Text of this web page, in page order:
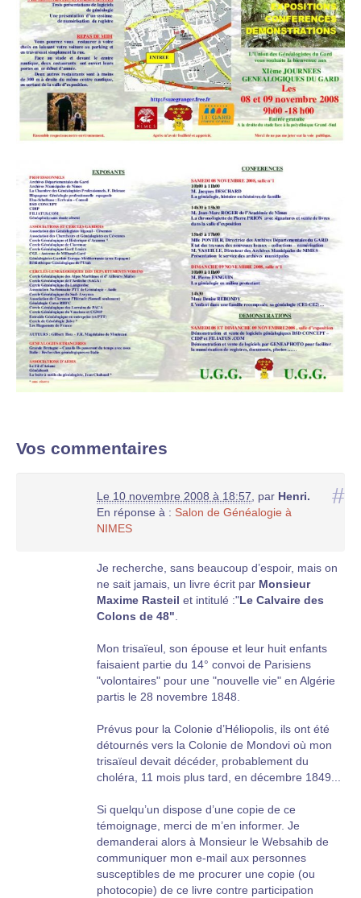
Vos commentaires
#
Le 10 novembre 2008 à 18:57, par Henri.
En réponse à : Salon de Généalogie à
NIMES
Je recherche, sans beaucoup d’espoir, mais on
ne sait jamais, un livre écrit par Monsieur
Maxime Rasteil et intitulé :"Le Calvaire des
Colons de 48".
Mon trisaïeul, son épouse et leur huit enfants
faisaient partie du 14° convoi de Parisiens
"volontaires" pour une "nouvelle vie" en Algérie
partis le 28 novembre 1848.
Prévus pour la Colonie d’Héliopolis, ils ont été
détournés vers la Colonie de Mondovi où mon
trisaïeul devait décéder, probablement du
choléra, 11 mois plus tard, en décembre 1849...
Si quelqu’un dispose d’une copie de ce
témoignage, merci de m’en informer. Je
demanderai alors à Monsieur le Websahib de
communiquer mon e-mail aux personnes
susceptibles de me procurer une copie (ou
photocopie) de ce livre contre participation